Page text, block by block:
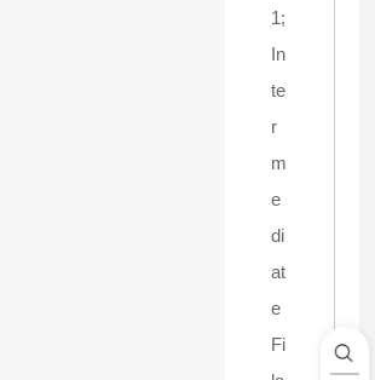
1;
In
te
r
m
e
di
at
e
Fi